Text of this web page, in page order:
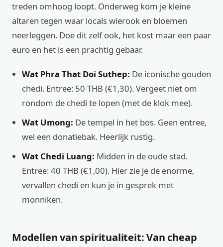
treden omhoog loopt. Onderweg kom je kleine
altaren tegen waar locals wierook en bloemen
neerleggen. Doe dit zelf ook, het kost maar een paar
euro en het is een prachtig gebaar.
Wat Phra That Doi Suthep: De iconische gouden
chedi. Entree: 50 THB (€1,30). Vergeet niet om
rondom de chedi te lopen (met de klok mee).
Wat Umong: De tempel in het bos. Geen entree,
wel een donatiebak. Heerlijk rustig.
Wat Chedi Luang: Midden in de oude stad.
Entree: 40 THB (€1,00). Hier zie je de enorme,
vervallen chedi en kun je in gesprek met
monniken.
Modellen van spiritualiteit: Van cheap